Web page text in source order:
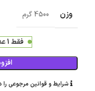
وزن 4500 گرم
فقط 1 عدد در انبار موجود است
شرایط و قوانین مرجوعی را